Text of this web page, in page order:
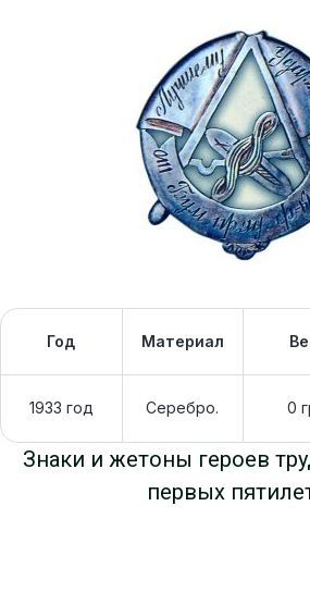
Год Материал
1933 год Серебро. 0
Знаки и жетоны героев
первых